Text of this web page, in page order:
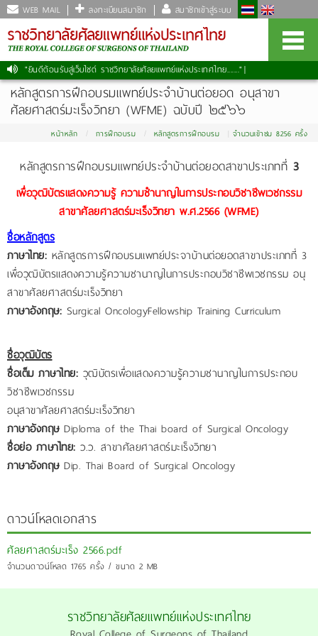
WEB MAIL ลงทะเบียนสมาชิก สมาชิกเข้าสู่ระบบ
"ยินดีต้อนรับสู่เว็บไซต์ ราชวิทยาลัยศัลยแพทย์แห่งประเทศไทย......." |
หลักสูตรการฝึกอบรมแพทย์ประจำบ้านต่อยอด อนุสาขา
ศัลยศาสตร์มะเร็งวิทยา (WFME) ฉบับปี ๒๕๖๖
หน้าหลัก การฝึกอบรม หลักสูตรการฝึกอบรม จำนวนเข้าชม 8256 ครั้ง
หลักสูตรการฝึกอบรมแพทย์ประจำบ้านต่อยอดสาขาประเภทที่ 3
เพื่อวุฒิบัตรแสดงความรู้ ความชำนาญในการประกอบวิชาชีพเวชกรรม
สาขาศัลยศาสตร์มะเร็งวิทยา พ.ศ.2566 (WFME)
ชื่อหลักสูตร
ภาษาไทย: หลักสูตรการฝึกอบรมแพทย์ประจาบ้านต่อยอดสาขาประเภทที่ 3
เพื่อวุฒิบัตรแสดงความรู้ความชานาญในการประกอบวิชาชีพเวชกรรม อนุ
สาขาศัลยศาสตร์มะเร็งวิทยา
ภาษาอังกฤษ: Surgical OncologyFellowship Training Curriculum
ชื่อวุฒิบัตร
ชื่อเต็ม ภาษาไทย: วุฒิบัตรเพื่อแสดงความรู้ความชานาญในการประกอบ
วิชาชีพเวชกรรม
อนุสาขาศัลยศาสตร์มะเร็งวิทยา
ภาษาอังกฤษDiploma of the Thai board of Surgical Oncology
ชื่อย่อ ภาษาไทย: ว.ว. สาขาศัลยศาสตร์มะเร็งวิทยา
ภาษาอังกฤษDip. Thai Board of Surgical Oncology
ดาวน์โหลดเอกสาร
ศัลยศาสตร์มะเร็ง 2566.pdf
จำนวนดาวน์โหลด 1765 ครั้ง / ขนาด 2 MB
ราชวิทยาลัยศัลยแพทย์แห่งประเทศไทย